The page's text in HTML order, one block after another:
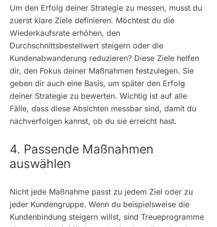
Um den Erfolg deiner Strategie zu messen, musst du
zuerst klare Ziele definieren. Möchtest du die
Wiederkaufsrate erhöhen, den
Durchschnittsbestellwert steigern oder die
Kundenabwanderung reduzieren? Diese Ziele helfen
dir, den Fokus deiner Maßnahmen festzulegen. Sie
geben dir auch eine Basis, um später den Erfolg
deiner Strategie zu bewerten. Wichtig ist auf alle
Fälle, dass diese Absichten messbar sind, damit du
nachverfolgen kannst, ob du sie erreicht hast.
4. Passende Maßnahmen
auswählen
Nicht jede Maßnahme passt zu jedem Ziel oder zu
jeder Kundengruppe. Wenn du beispielsweise die
Kundenbindung steigern willst, sind Treueprogramme